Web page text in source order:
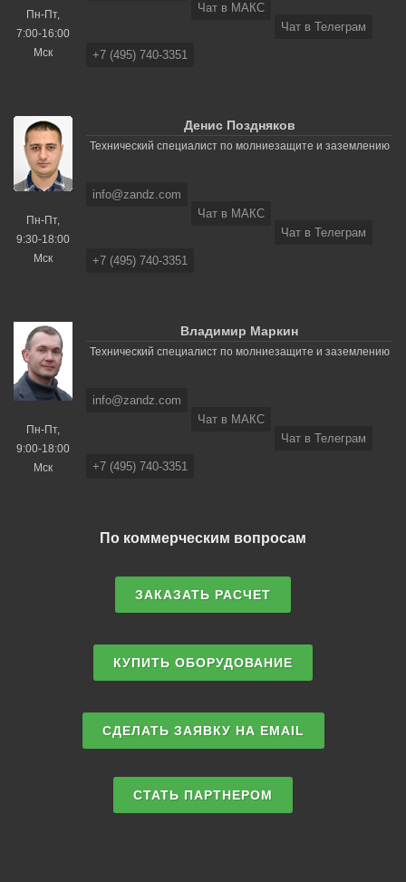
Пн-Пт,
7:00-16:00
Мск
Чат в МАКС
Чат в Телеграм
+7 (495) 740-3351
Пн-Пт,
9:30-18:00
Мск
Денис Поздняков
Технический специалист по молниезащите и заземлению
info@zandz.com
Чат в МАКС
Чат в Телеграм
+7 (495) 740-3351
Пн-Пт,
9:00-18:00
Мск
Владимир Маркин
Технический специалист по молниезащите и заземлению
info@zandz.com
Чат в МАКС
Чат в Телеграм
+7 (495) 740-3351
По коммерческим вопросам
ЗАКАЗАТЬ РАСЧЕТ
КУПИТЬ ОБОРУДОВАНИЕ
СДЕЛАТЬ ЗАЯВКУ НА EMAIL
СТАТЬ ПАРТНЕРОМ